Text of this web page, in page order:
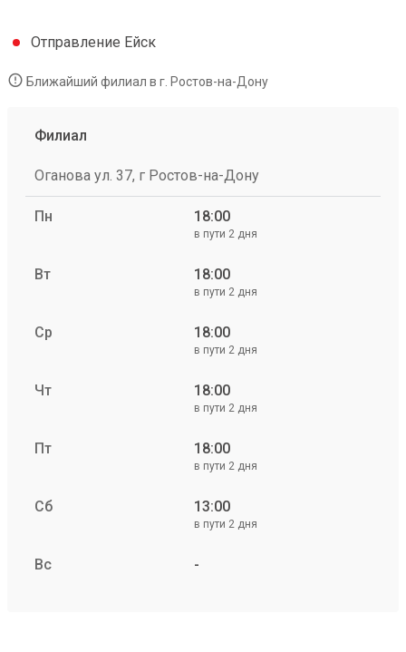
Отправление Ейск
Ближайший филиал в г. Ростов-на-Дону
Филиал
Оганова ул. 37, г Ростов-на-Дону
Пн 18:00
в пути 2 дня
Вт 18:00
в пути 2 дня
Ср 18:00
в пути 2 дня
Чт 18:00
в пути 2 дня
Пт 18:00
в пути 2 дня
Сб 13:00
в пути 2 дня
Вс -